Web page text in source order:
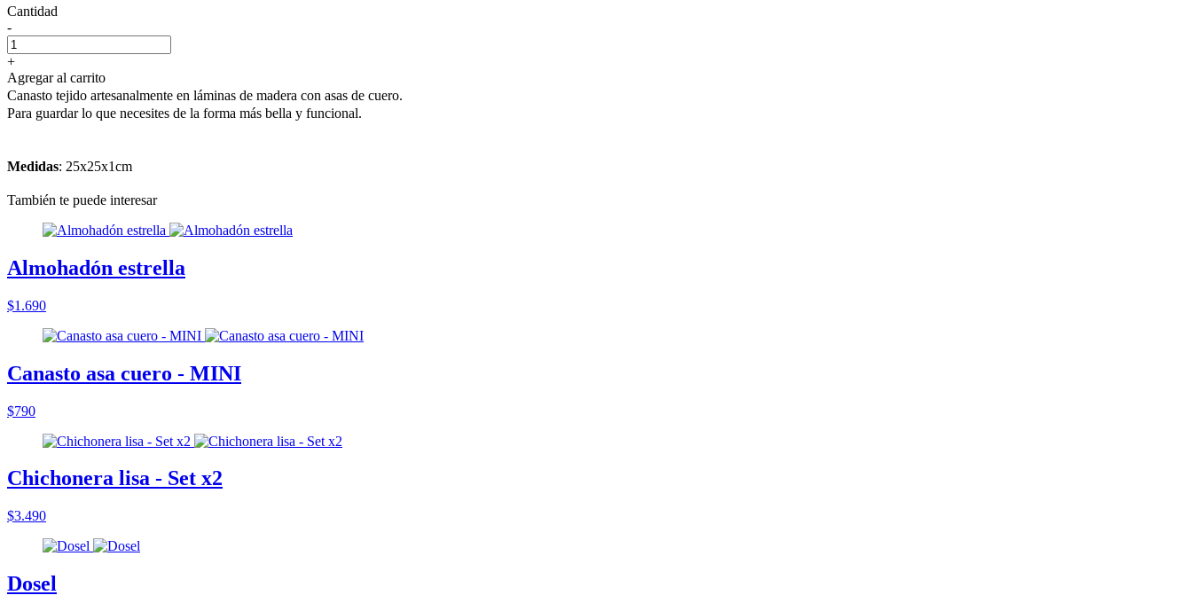
Cantidad
-
+
Agregar al carrito
Canasto tejido artesanalmente en láminas de madera con asas de cuero.
Para guardar lo que necesites de la forma más bella y funcional.
Medidas: 25x25x1cm
También te puede interesar
Almohadón estrella
$1.690
Canasto asa cuero - MINI
$790
Chichonera lisa - Set x2
$3.490
Dosel